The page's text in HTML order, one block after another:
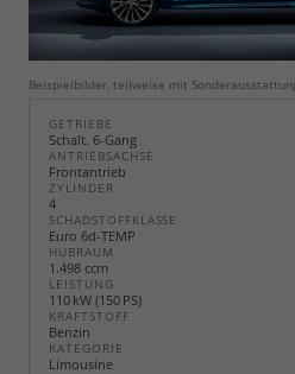
Beispielbilder, teilweise mit
GETRIEBE
Schalt. 6-Gang
ANTRIEBSACHSE
Frontantrieb
ZYLINDER
4
SCHADSTOFFKLASSE
Euro 6d-TEMP
HUBRAUM
1.498 ccm
LEISTUNG
110 kW (150 PS)
KRAFTSTOFF
Benzin
KATEGORIE
Limousine